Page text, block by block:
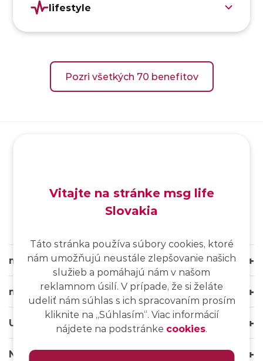
lifestyle
Pozri všetkých 70 benefitov
msg life Slovakia
msg life Group
Užitočné odkazy
Naše weby
Vitajte na stránke msg life
Slovakia
Táto stránka používa súbory cookies, ktoré
nám umožňujú neustále zlepšovanie našich
služieb a pomáhajú nám v našom
reklamnom úsilí. V prípade, že si želáte
udeliť nám súhlas s ich spracovaním prosím
kliknite na ,,Súhlasím“. Viac informácií
nájdete na podstránke cookies.